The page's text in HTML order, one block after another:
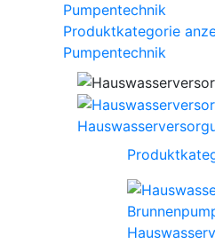
Pumpentechnik
Produktkategorie
Pumpentechnik